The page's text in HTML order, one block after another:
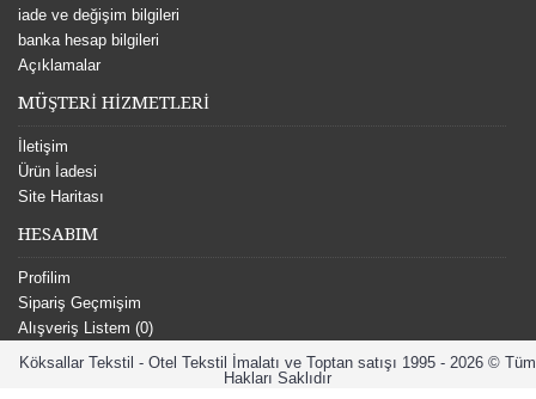
iade ve değişim bilgileri
banka hesap bilgileri
Açıklamalar
MÜŞTERİ HİZMETLERİ
İletişim
Ürün İadesi
Site Haritası
HESABIM
Profilim
Sipariş Geçmişim
Alışveriş Listem (0)
Köksallar Tekstil - Otel Tekstil İmalatı ve Toptan satışı 1995 - 2026 © Tüm
Hakları Saklıdır